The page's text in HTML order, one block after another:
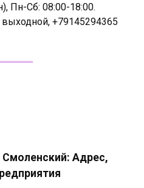
Пн-Сб: 08:00-18:00.
+79145294365
Адрес,